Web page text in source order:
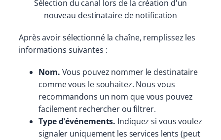
Sélection du canal lors de la création d'un
nouveau destinataire de notification
Après avoir sélectionné la chaîne, remplissez les
informations suivantes :
Nom. Vous pouvez nommer le destinataire
comme vous le souhaitez. Nous vous
recommandons un nom que vous pouvez
facilement rechercher ou filtrer.
Type d'événements. Indiquez si vous voulez
signaler uniquement les services lents (peut